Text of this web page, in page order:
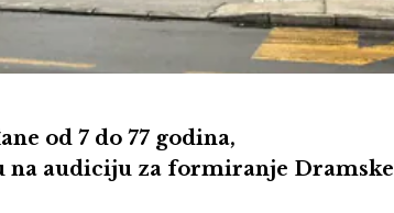
od 7 do 77 godina,
na audiciju za formiranje Dramske